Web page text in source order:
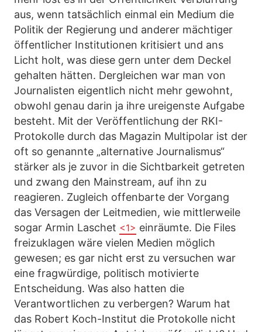
aus, wenn tatsächlich einmal ein Medium die
Politik der Regierung und anderer mächtiger
öffentlicher Institutionen kritisiert und ans
Licht holt, was diese gern unter dem Deckel
gehalten hätten. Dergleichen war man von
Journalisten eigentlich nicht mehr gewohnt,
obwohl genau darin ja ihre ureigenste Aufgabe
besteht. Mit der Veröffentlichung der RKI-
Protokolle durch das Magazin Multipolar ist der
oft so genannte „alternative Journalismus“
stärker als je zuvor in die Sichtbarkeit getreten
und zwang den Mainstream, auf ihn zu
reagieren. Zugleich offenbarte der Vorgang
das Versagen der Leitmedien, wie mittlerweile
sogar Armin Laschet <1> einräumte. Die Files
freizuklagen wäre vielen Medien möglich
gewesen; es gar nicht erst zu versuchen war
eine fragwürdige, politisch motivierte
Entscheidung. Was also hatten die
Verantwortlichen zu verbergen? Warum hat
das Robert Koch-Institut die Protokolle nicht